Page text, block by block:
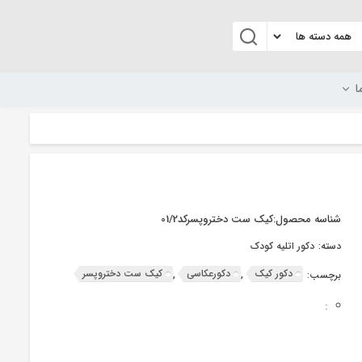
شناسه محصول:کیک ست دختروپسرکد01/2
دسته: دکور اتلیه کودک
برچسب:
دکور کیک , دکورعکاسی , کیک ست دختروپسر
: